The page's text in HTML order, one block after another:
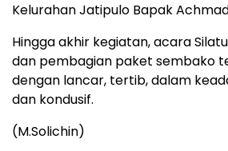
Kelurahan Jatipulo Bapak
​Hingga akhir kegiatan, acara
dan pembagian paket sembako
dengan lancar, tertib, dalam
dan kondusif.
(M.Solichin)